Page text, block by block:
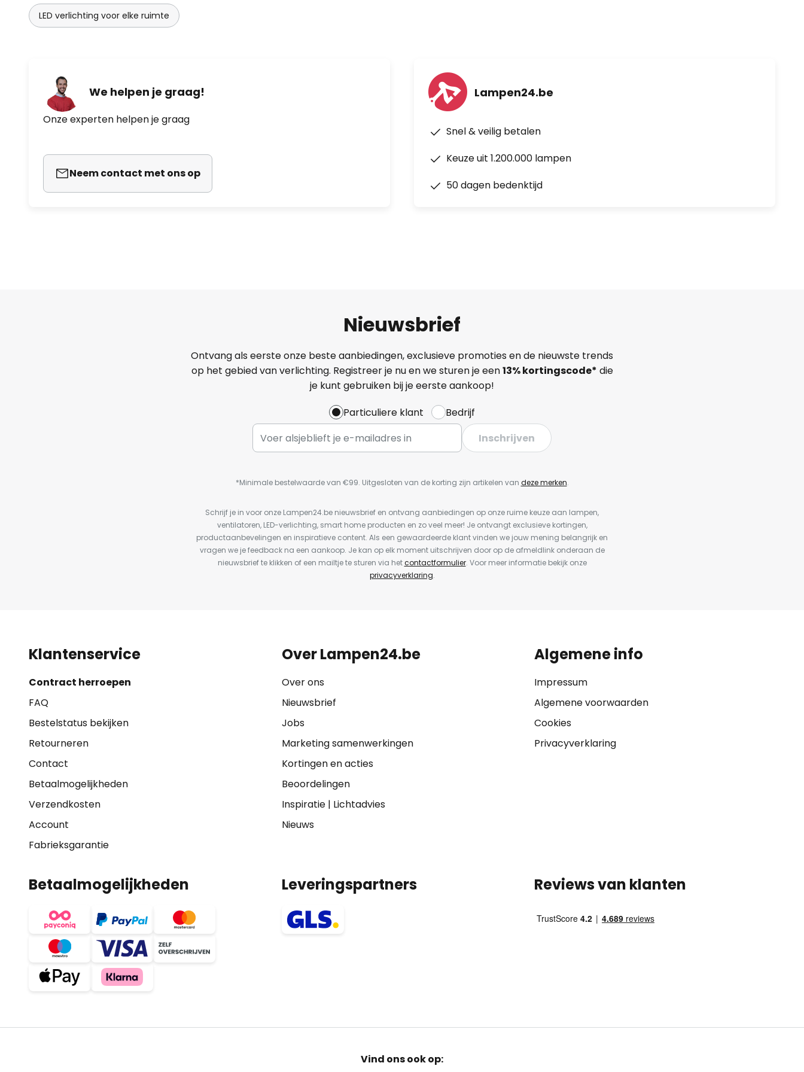
LED verlichting voor elke ruimte
We helpen je graag!
Onze experten helpen je graag
Neem contact met ons op
Lampen24.be
Snel & veilig betalen
Keuze uit 1.200.000 lampen
50 dagen bedenktijd
Nieuwsbrief
Ontvang als eerste onze beste aanbiedingen, exclusieve promoties en de nieuwste trends
op het gebied van verlichting. Registreer je nu en we sturen je een13%kortingscode* die
je kunt gebruiken bij je eerste aankoop!
Particuliere klant
Bedrijf
Inschrijven
*Minimale bestelwaarde van €99. Uitgesloten van de korting zijn artikelen van deze merken.
Schrijf je in voor onze Lampen24.be nieuwsbrief en ontvang aanbiedingen op onze ruime keuze aan lampen,
ventilatoren, LED-verlichting, smart home producten en zo veel meer! Je ontvangt exclusieve kortingen,
productaanbevelingen en inspiratieve content. Als een gewaardeerde klant vinden we jouw mening belangrijk en
vragen we je feedback na een aankoop. Je kan op elk moment uitschrijven door op de afmeldlink onderaan de
nieuwsbrief te klikken of een mailtje te sturen via hetcontactformulier. Voor meer informatie bekijk onze
privacyverklaring.
Klantenservice
Contract herroepen
FAQ
Bestelstatus bekijken
Retourneren
Contact
Betaalmogelijkheden
Verzendkosten
Account
Fabrieksgarantie
Over Lampen24.be
Over ons
Nieuwsbrief
Jobs
Marketing samenwerkingen
Kortingen en acties
Beoordelingen
Inspiratie| Lichtadvies
Nieuws
Algemene info
Impressum
Algemene voorwaarden
Cookies
Privacyverklaring
Betaalmogelijkheden Leveringspartners Reviews van klanten
Vind ons ook op: